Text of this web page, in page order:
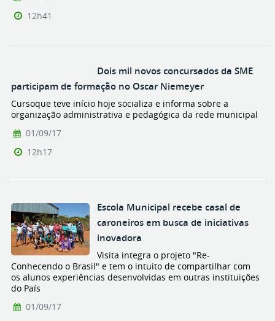
12h41
Dois mil novos concursados da SME
participam de formação no Oscar Niemeyer
Cursoque teve início hoje socializa e informa sobre a
organização administrativa e pedagógica da rede municipal
01/09/17
12h17
Escola Municipal recebe casal de
caroneiros em busca de iniciativas
inovadora
Visita integra o projeto "Re-
Conhecendo o Brasil" e tem o intuito de compartilhar com
os alunos experiências desenvolvidas em outras instituições
do País
01/09/17